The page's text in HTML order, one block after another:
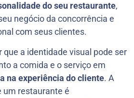
do seu restaurante,
negócio da concorrência e
com seus clientes.
que a identidade visual pode ser
a comida e o serviço em
na experiência do cliente. A
um restaurante é